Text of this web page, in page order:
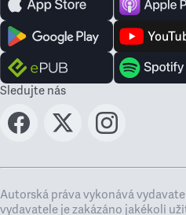
Sledujte nás
Autorská práva vykonává
vydavatele je zakázáno jakékoli